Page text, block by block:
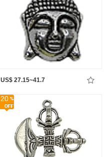
US$ 27.15~41.7
20